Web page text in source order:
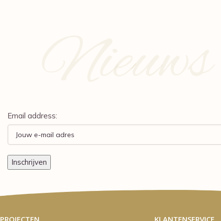
Email address:
PROJECTEN KLANTENSERVICE